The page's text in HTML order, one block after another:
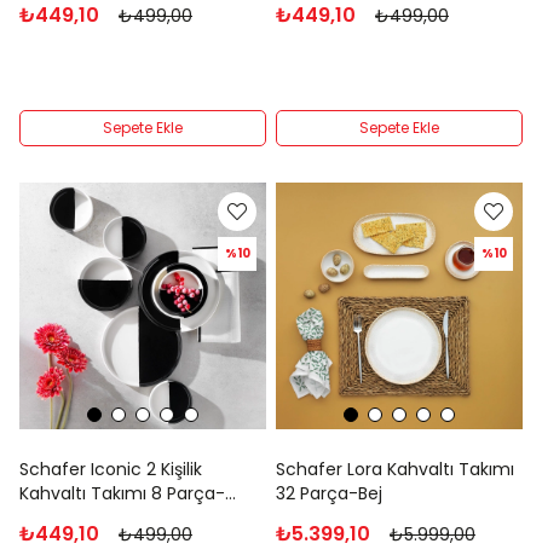
₺449,10 ₺499,00
Sepete Ekle
₺449,10 ₺499,00
Sepete Ekle
Schafer Iconic 2 Kişilik
Kahvaltı Takımı 8 Parça-
₺449,10 ₺499,00
%10
Schafer Lora Kahvaltı Takımı
32 Parça-Bej
₺5.399,10 ₺5.999,00
%10